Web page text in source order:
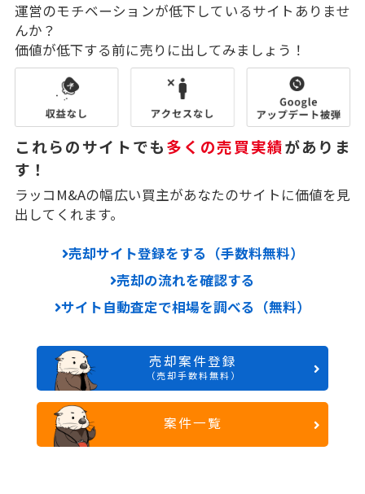
運営のモチベーションが低下しているサイトありませ
んか？
価値が低下する前に売りに出してみましょう！
これらのサイトでも多くの売買実績がありま
す！
ラッコM&Aの幅広い買主があなたのサイトに価値を見
出してくれます。
売却サイト登録をする（手数料無料）
売却の流れを確認する
サイト自動査定で相場を調べる（無料）
売却案件登録
（売却手数料無料）
案件一覧